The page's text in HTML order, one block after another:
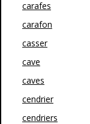
carafes
carafon
casser
cave
caves
cendrier
cendriers